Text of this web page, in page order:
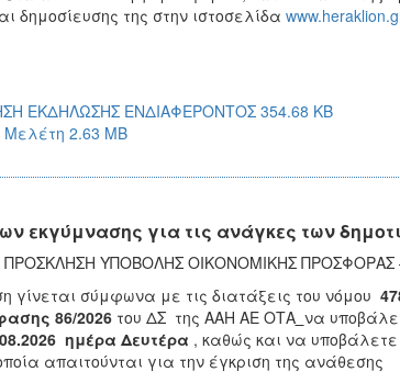
δημοσίευσης της στην ιστοσελίδα www.heraklion.g
ΕΚΔΗΛΩΣΗΣ ΕΝΔΙΑΦΕΡΟΝΤΟΣ 354.68 KB
Μελέτη 2.63 MB
εκγύμνασης για τις ανάγκες των
ΠΡΟΣΚΛΗΣΗ ΥΠΟΒΟΛΗΣ ΟΙΚΟΝΟΜΙΚΗΣ ΠΡΟΣΦΟΡΑΣ
γίνεται σύμφωνα με τις διατάξεις του νόμου
86/2026 του ΔΣ της ΑΑΗ ΑΕ ΟΤΑ να
ημέρα Δευτέρα , καθώς και να
απαιτούνται για την έγκριση της ανάθεσης